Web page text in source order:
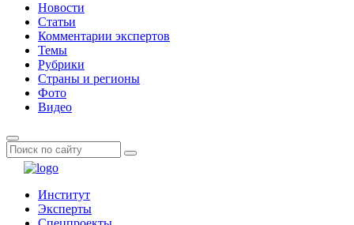
Новости
Статьи
Комментарии экспертов
Темы
Рубрики
Страны и регионы
Фото
Видео
Институт
Эксперты